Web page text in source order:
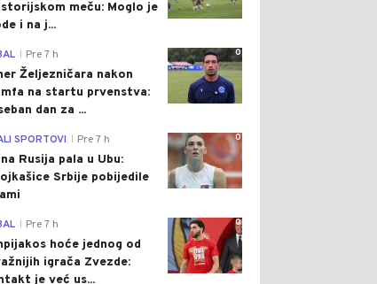
meču: Moglo je
i na j...
0
Pre 7 h
Željezničara nakon
na startu prvenstva:
dan za ...
0
SPORTOVI Pre 7 h
Rusija pala u Ubu:
Srbije pobijedile
0
Pre 7 h
hoće jednog od
igrača Zvezde:
je već us...